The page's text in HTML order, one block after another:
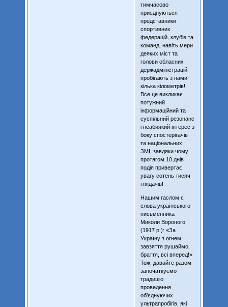
тимчасово
приєднуються
представники
спортивних
федерацій, клубів та
команд, навіть мери
деяких міст та
голови обласних
держадміністрацій
пробігають з нами
кілька кілометрів!
Все це викликає
потужний
інформаційний та
суспільний резонанс
і неабиякий інтерес з
боку спостерігачів
та національних
ЗМІ, завдяки чому
протягом 10 днів
подія привертає
увагу сотень тисяч
глядачів!
Нашим гаслом є
слова українського
письменника
Миколи Вороного
(1917 р.): «За
Україну з огнем
завзяття рушаймо,
браття, всі вперед!»
Тож, давайте разом
започаткуємо
традицію
проведення
об’єднуючих
ультрапробігів, які